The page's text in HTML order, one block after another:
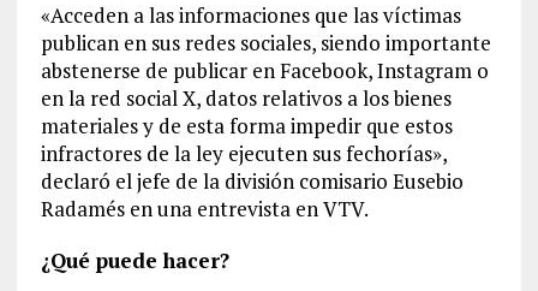
«Acceden a las informaciones que las víctimas
publican en sus redes sociales, siendo importante
abstenerse de publicar en Facebook, Instagram o
en la red social X, datos relativos a los bienes
materiales y de esta forma impedir que estos
infractores de la ley ejecuten sus fechorías»,
declaró el jefe de la división comisario Eusebio
Radamés en una entrevista en VTV.
¿Qué puede hacer?